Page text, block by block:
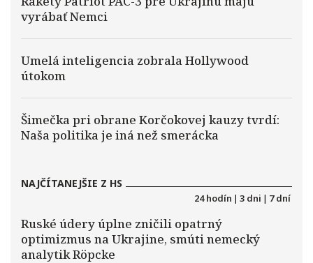
vyrábať Nemci
Umelá inteligencia zobrala Hollywood
útokom
Šimečka pri obrane Korčokovej kauzy tvrdí:
Naša politika je iná než smerácka
NAJČÍTANEJŠIE Z HS
24 hodín | 3 dni | 7 dní
Ruské údery úplne zničili opatrný
optimizmus na Ukrajine, smúti nemecký
analytik Röpcke